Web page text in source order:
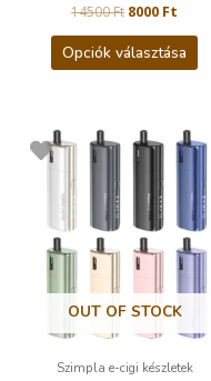
14500Ft 8000 Ft
Opciók választása
OUT OF STOCK
Szimpla e-cigi készletek